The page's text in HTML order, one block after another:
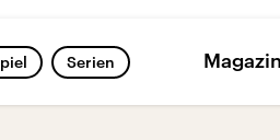
Serien Magazin